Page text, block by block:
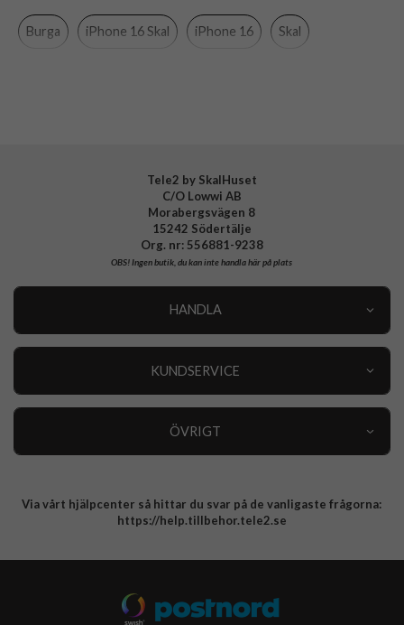
Material Hårdplast (PC), Mjukplast (TPU)
Burga iPhone 16 Skal iPhone 16 Skal
Tele2 by SkalHuset
C/O Lowwi AB
Morabergsvägen 8
15242 Södertälje
Org. nr: 556881-9238
OBS!Ingen butik, du kan inte handla här på plats
HANDLA
KUNDSERVICE
ÖVRIGT
Integritetspolicy
Via vårt hjälpcenter så hittar du svar på de vanligaste frågorna:
https://help.tillbehor.tele2.se